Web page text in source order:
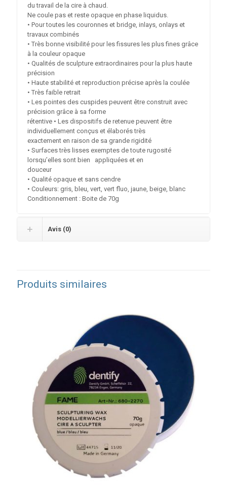
du travail de la cire à chaud.
Ne coule pas et reste opaque en phase liquidus.
• Pour toutes les couronnes et bridge, inlays, onlays et
travaux combinés
• Très bonne visibilité pour les fissures les plus fines grâce
à la couleur opaque
• Qualités de sculpture extraordinaires pour la plus haute
précision
• Haute stabilité et reproduction précise après la coulée
• Très faible retrait
• Les pointes des cuspides peuvent être construit avec
précision grâce à sa forme
rétentive • Les dispositifs de retenue peuvent être
individuellement conçus et élaborés très
exactement en raison de sa grande rigidité
• Surfaces très lisses exemptes de toute rugosité
lorsqu’elles sont bien appliquées et en
douceur
• Qualité opaque et sans cendre
• Couleurs: gris, bleu, vert, vert fluo, jaune, beige, blanc
Conditionnement : Boite de 70g
Avis (0)
Produits similaires